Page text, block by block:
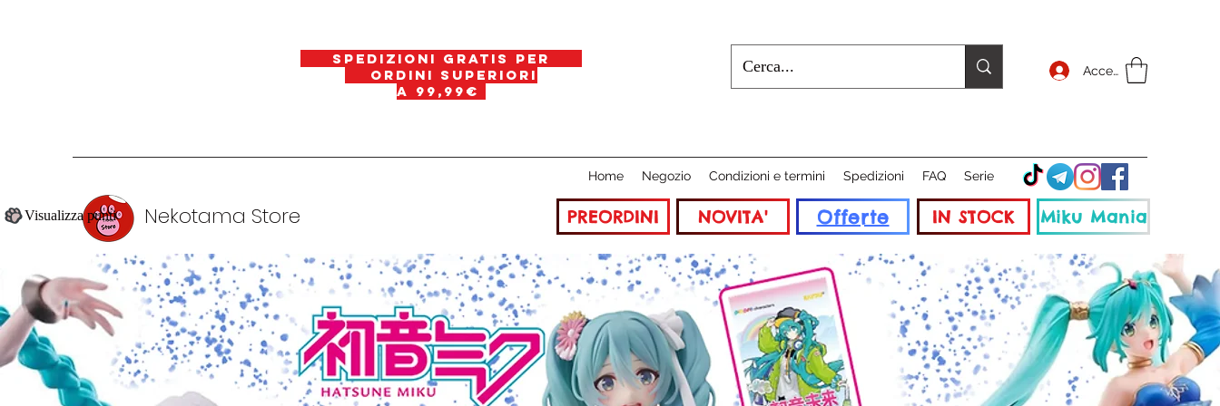
spedizioni gratis per
ordini superiori
a 99,99€
Accedi
Nekotama Store
Visualizza punti
Home Negozio Condizioni e termini Spedizioni FAQ Serie
PREORDINI NOVITA' Offerte IN STOCK Miku Mania